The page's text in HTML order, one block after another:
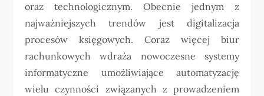
oraz technologicznym. Obecnie jednym z
najważniejszych trendów jest digitalizacja
procesów księgowych. Coraz więcej biur
rachunkowych wdraża nowoczesne systemy
informatyczne umożliwiające automatyzację
wielu czynności związanych z prowadzeniem